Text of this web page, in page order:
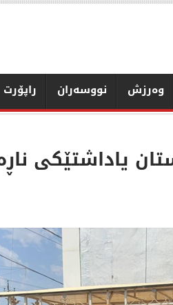
وەرزش نووسەران راپۆرت
یاداشتێکی